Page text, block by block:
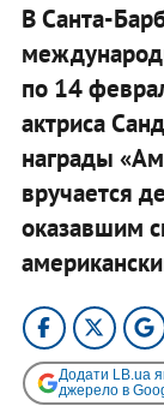
В Санта-
по 14
актриса
награды
вручается
оказавшим
Додати LB.ua
джерело в